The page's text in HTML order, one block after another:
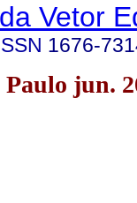
Vetor
1676-
Paulo jun.